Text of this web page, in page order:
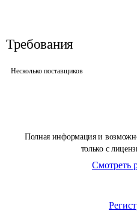
Полная информация и
только с
Смотреть
Требования
Несколько поставщиков